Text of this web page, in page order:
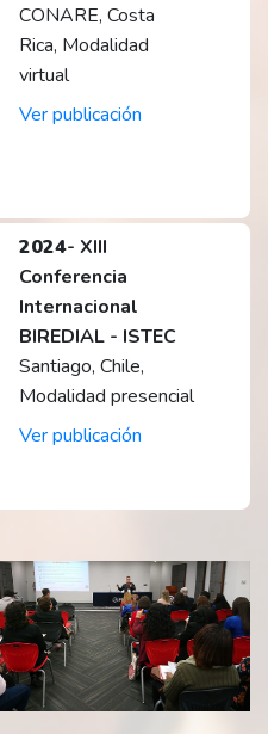
CONARE, Costa
Rica, Modalidad
virtual
Ver publicación
2024- XIII
Conferencia
Internacional
BIREDIAL - ISTEC
Santiago, Chile,
Modalidad presencial
Ver publicación